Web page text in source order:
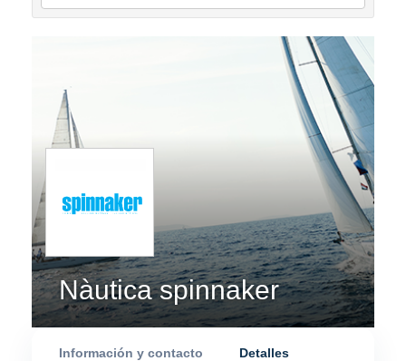
Nàutica spinnaker
Información y contacto Detalles